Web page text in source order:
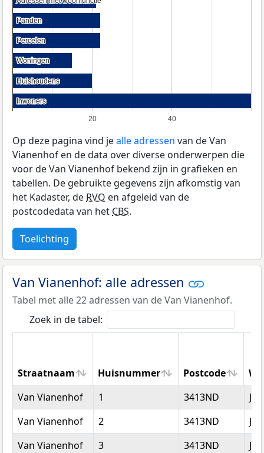
20 40
Panden
Panden
Percelen
Percelen
Woningen
Woningen
Huishoudens
Huishoudens
Inwoners
Inwoners
Op deze pagina vind jealle adressen van de Van
Vianenhof en de data over diverse onderwerpen die
voor de Van Vianenhof bekend zijn in grafieken en
tabellen. De gebruikte gegevens zijn afkomstig van
het Kadaster, de RVO en afgeleid van de
postcodedata van het CBS.
Toelichting
Van Vianenhof: alle adressen
Tabel met alle 22 adressen van de Van Vianenhof.
Zoek in de tabel:
Straatnaam Huisnummer Postcode
Straatnaam
Huisnummer Postcode
Van Vianenhof 1 3413ND
Van Vianenhof
2 3413ND
Van Vianenhof
3 3413ND